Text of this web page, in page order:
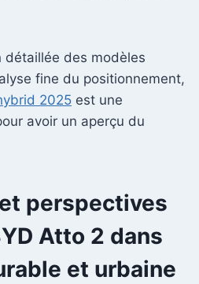
détaillée des modèles
fine du positionnement,
2025 est une
avoir un aperçu du
perspectives
Atto 2 dans
et urbaine